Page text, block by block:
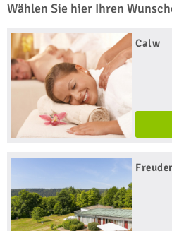
Wählen Sie hier Ihren
Calw